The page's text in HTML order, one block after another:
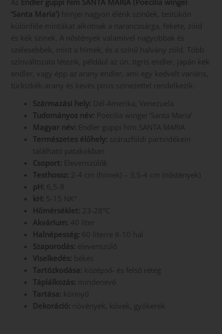
Az Endler guppi hím SANTA MARIA (Poecilia wingei
’Santa Maria’) hímjei nagyon élénk színűek, testükön
különféle mintákat alkotnak a narancssárga, fekete, zöld
és kék színek. A nőstények valamivel nagyobbak és
szélesebbek, mint a hímek, és a színű halvány zöld. Több
színváltozata létezik, például az ún. tigris endler, japán kék
endler, vagy épp az arany endler, ami egy kedvelt variáns,
türkizkék-arany és kevés piros színezettel rendelkezik.
Származási hely: Dél-Amerika, Venezuela
Tudományos név: Poecilia wingei ’Santa Maria’
Magyar név: Endler guppi hím SANTA MARIA
Természetes élőhely: szárazföldi partvidékein
található patakokban
Csoport: Elevenszülők
Testhossz: 2-4 cm (hímek) – 3,5-4 cm (nőstények)
pH: 6,5-8
kH: 5-15 NK°
Hőmérséklet: 23-28°C
Akvárium: 40 liter
Halnépesség: 60 literre 8-10 hal
Szaporodás: elevenszülő
Viselkedés: békés
Tartózkodása: középső- és felső réteg
Táplálkozás: mindenevő
Tartása: könnyű
Dekoráció: növények, kövek, gyökerek